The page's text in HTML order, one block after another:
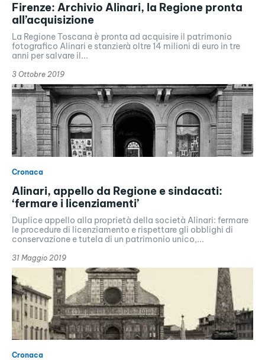
Firenze: Archivio Alinari, la Regione pronta
all’acquisizione
La Regione Toscana è pronta ad acquisire il patrimonio
fotografico Alinari e stanzierà oltre 14 milioni di euro in tre
anni per salvare il...
3 Ottobre 2019
Cronaca
Alinari, appello da Regione e sindacati:
‘fermare i licenziamenti’
Duplice appello alla proprietà della società Alinari: fermare
le procedure di licenziamento e rispettare gli obblighi di
conservazione e tutela di un patrimonio unico,...
31 Maggio 2019
Cronaca